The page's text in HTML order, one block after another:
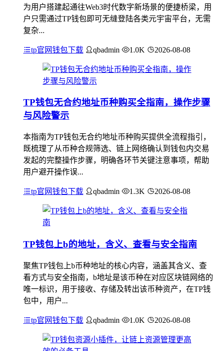
为用户搭建起通往Web3时代数字新场景的便捷桥梁，用
户只需通过TP钱包即可无缝登陆各类元宇宙平台，无需
复杂...
tp官网钱包下载 qbadmin 1.0K 2026-08-08
TP钱包无合约地址币种购买全指南，操作步骤
与风险警示
本指南为TP钱包无合约地址币种购买提供全流程指引，
既梳理了从币种合规筛选、链上网络确认到钱包内交易
发起的完整操作步骤，明确各环节关键注意事项，帮助
用户避开操作误...
tp官网钱包下载 qbadmin 1.3K 2026-08-08
TP钱包上b的地址，含义、查看与安全指南
聚焦TP钱包上b币种地址的核心内容，涵盖其含义、查
看方式与安全指南，b地址是该币种在对应区块链网络的
唯一标识，用于接收、存储及转出该币种资产，在TP钱
包中，用户...
tp官网钱包下载 qbadmin 1.0K 2026-08-08